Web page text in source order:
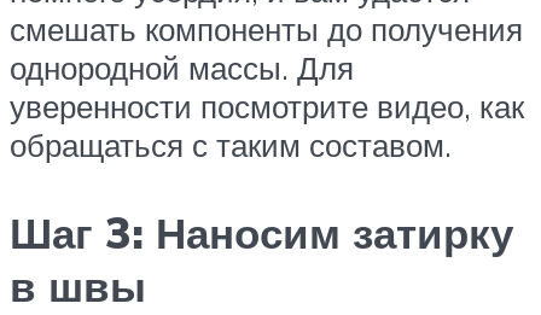
смешать компоненты до получения
однородной массы. Для
уверенности посмотрите видео, как
обращаться с таким составом.
Шаг 3: Наносим затирку
в швы